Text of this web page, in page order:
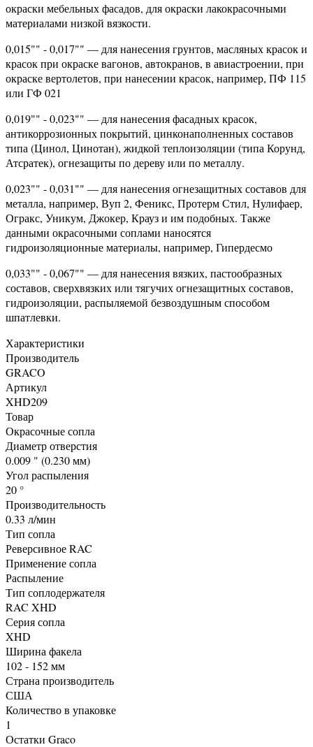
окраски мебельных фасадов, для окраски лакокрасочными
материалами низкой вязкости.
0,015"" - 0,017"" — для нанесения грунтов, масляных красок и
красок при окраске вагонов, автокранов, в авиастроении, при
окраске вертолетов, при нанесении красок, например, ПФ 115
или ГФ 021
0,019"" - 0,023"" — для нанесения фасадных красок,
антикоррозионных покрытий, цинконаполненных составов
типа (Цинол, Цинотан), жидкой теплоизоляции (типа Корунд,
Атсратек), огнезащиты по дереву или по металлу.
0,023"" - 0,031"" — для нанесения огнезащитных составов для
металла, например, Вуп 2, Феникс, Протерм Стил, Нулифаер,
Огракс, Уникум, Джокер, Крауз и им подобных. Также
данными окрасочными соплами наносятся
гидроизоляционные материалы, например, Гипердесмо
0,033"" - 0,067"" — для нанесения вязких, пастообразных
составов, сверхвязких или тягучих огнезащитных составов,
гидроизоляции, распыляемой безвоздушным способом
шпатлевки.
Характеристики
Производитель
GRACO
Артикул
XHD209
Товар
Окрасочные сопла
Диаметр отверстия
0.009 " (0.230 мм)
Угол распыления
20 °
Производительность
0.33 л/мин
Тип сопла
Реверсивное RAC
Применение сопла
Распыление
Тип соплодержателя
RAC XHD
Серия сопла
XHD
Ширина факела
102 - 152 мм
Страна производитель
США
Количество в упаковке
1
Остатки Graco